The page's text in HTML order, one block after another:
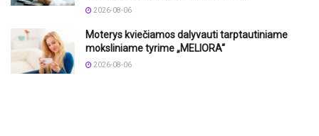
2026-08-06
Moterys kviečiamos dalyvauti tarptautiniame
moksliniame tyrime „MELIORA“
2026-08-06